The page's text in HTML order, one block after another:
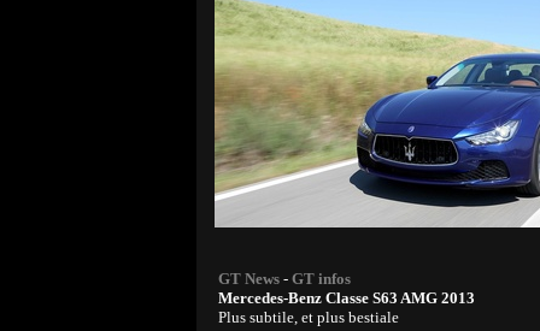
GT News - GT infos
Mercedes-Benz Classe S63 AMG 2013
Plus subtile, et plus bestiale